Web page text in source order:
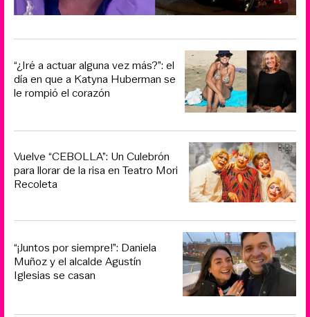
“¿Iré a actuar alguna vez más?”: el
día en que a Katyna Huberman se
le rompió el corazón
Vuelve “CEBOLLA”: Un Culebrón
para llorar de la risa en Teatro Mori
Recoleta
“¡Juntos por siempre!”: Daniela
Muñoz y el alcalde Agustín
Iglesias se casan